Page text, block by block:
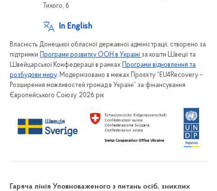
Тихого, 6
In English
Власність Донецької обласної державної адміністрації, створено за
підтримки Програми розвитку ООН в Україні за кошти Швеції та
Швейцарської Конфедерації в рамках Програми відновлення та
розбудови миру. Модернізовано в межах Проєкту “EU4Recovery –
Розширення можливостей громад в Україні” за фінансування
Європейського Союзу. 2026 рік
Гаряча лінія Уповноваженого з питань осіб, зниклих